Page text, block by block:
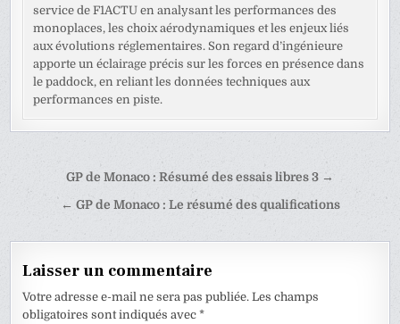
service de F1ACTU en analysant les performances des
monoplaces, les choix aérodynamiques et les enjeux liés
aux évolutions réglementaires. Son regard d’ingénieure
apporte un éclairage précis sur les forces en présence dans
le paddock, en reliant les données techniques aux
performances en piste.
Navigation
GP de Monaco : Résumé des essais libres 3 →
← GP de Monaco : Le résumé des qualifications
Laisser un commentaire
Votre adresse e-mail ne sera pas publiée. Les champs
obligatoires sont indiqués avec*